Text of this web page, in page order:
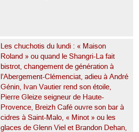
Les chuchotis du lundi : « Maison
Roland » ou quand le Shangri-La fait
bistrot, changement de génération à
l’Abergement-Clémenciat, adieu à André
Génin, Ivan Vautier rend son étoile,
Pierre Gleize seigneur de Haute-
Provence, Breizh Café ouvre son bar à
cidres à Saint-Malo, « Minot » ou les
glaces de Glenn Viel et Brandon Dehan,